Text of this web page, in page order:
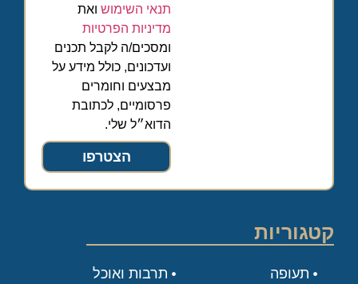
תנאי השימוש ואת
מדיניות הפרטיות
ומסכים/ה לקבל תכנים
ועדכונים, כולל מידע על
מבצעים וחומרים
פרסומיים, לכתובת
הדוא״ל שלי.
הצטרפו
קטגוריות
תעופה
תרבות ואוכל